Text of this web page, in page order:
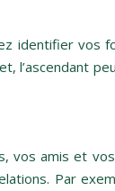
identifier
l’ascendant
vos amis et
Par